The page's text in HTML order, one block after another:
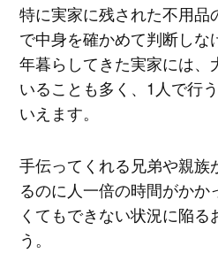
特に実家に残された不用品
で中身を確かめて判断し
年暮らしてきた実家には、
いることも多く、1人で行
いえます。
手伝ってくれる兄弟や親族
るのに人一倍の時間がかか
くてもできない状況に陥る
う。